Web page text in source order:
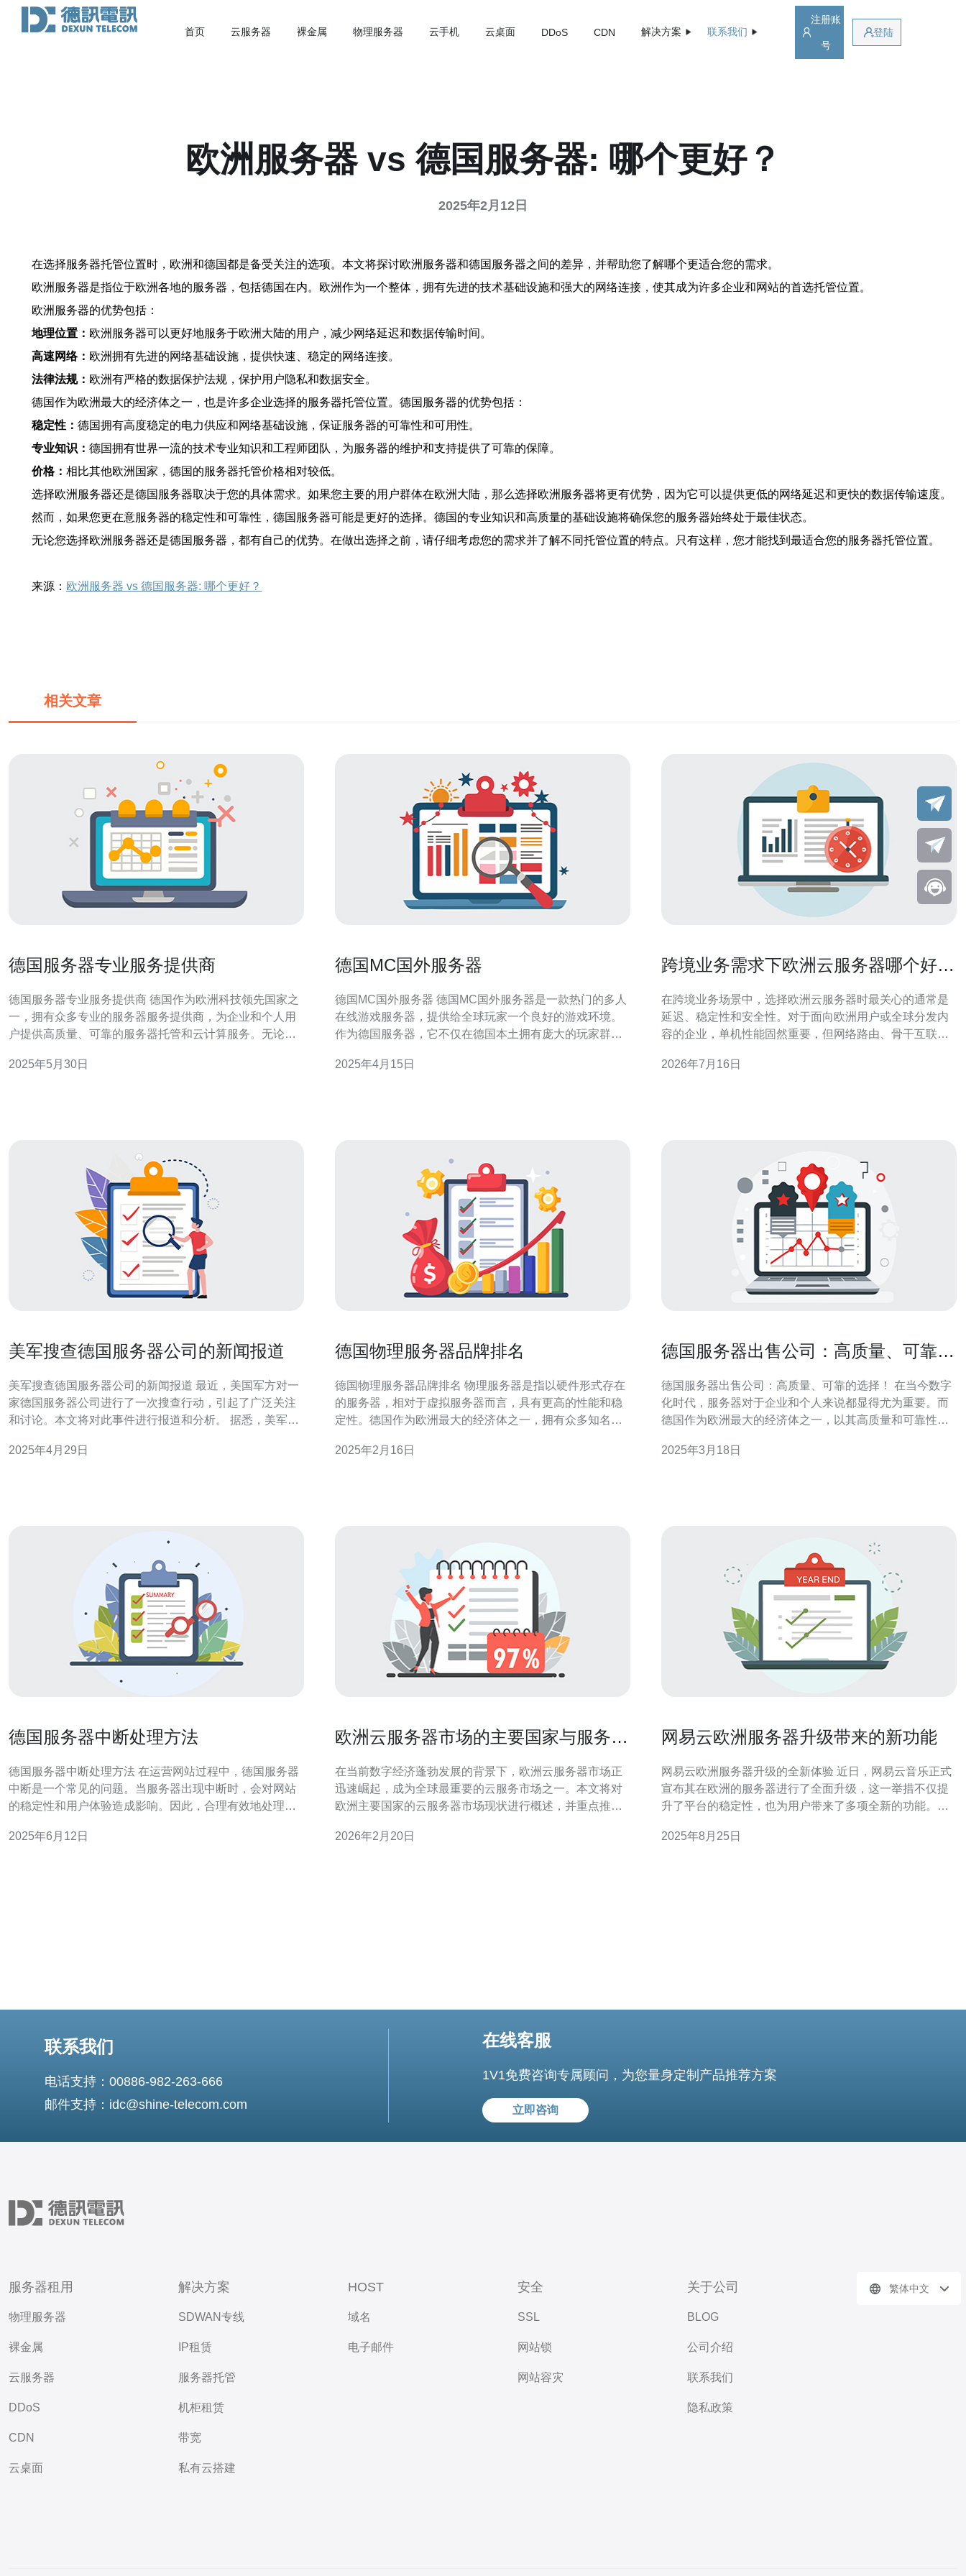
首页 云服务器 裸金属 物理服务器 云手机 云桌面 DDoS CDN 解决方案 联系我们
注册账
号
登陆
欧洲服务器 vs 德国服务器: 哪个更好？
2025年2月12日
在选择服务器托管位置时，欧洲和德国都是备受关注的选项。本文将探讨欧洲服务器和德国服务器之间的差异，并帮助您了解哪个更适合您的需求。
欧洲服务器是指位于欧洲各地的服务器，包括德国在内。欧洲作为一个整体，拥有先进的技术基础设施和强大的网络连接，使其成为许多企业和网站的首选托管位置。
欧洲服务器的优势包括：
地理位置： 欧洲服务器可以更好地服务于欧洲大陆的用户，减少网络延迟和数据传输时间。
高速网络： 欧洲拥有先进的网络基础设施，提供快速、稳定的网络连接。
法律法规： 欧洲有严格的数据保护法规，保护用户隐私和数据安全。
德国作为欧洲最大的经济体之一，也是许多企业选择的服务器托管位置。德国服务器的优势包括：
稳定性： 德国拥有高度稳定的电力供应和网络基础设施，保证服务器的可靠性和可用性。
专业知识： 德国拥有世界一流的技术专业知识和工程师团队，为服务器的维护和支持提供了可靠的保障。
价格： 相比其他欧洲国家，德国的服务器托管价格相对较低。
选择欧洲服务器还是德国服务器取决于您的具体需求。如果您主要的用户群体在欧洲大陆，那么选择欧洲服务器将更有优势，因为它可以提供更低的网络延迟和更快的数据传输速度。
然而，如果您更在意服务器的稳定性和可靠性，德国服务器可能是更好的选择。德国的专业知识和高质量的基础设施将确保您的服务器始终处于最佳状态。
无论您选择欧洲服务器还是德国服务器，都有自己的优势。在做出选择之前，请仔细考虑您的需求并了解不同托管位置的特点。只有这样，您才能找到最适合您的服务器托管位置。
来源： 欧洲服务器 vs 德国服务器: 哪个更好？
相关文章
德国服务器专业服务提供商
德国服务器专业服务提供商 德国作为欧洲科技领先国家之
一，拥有众多专业的服务器服务提供商，为企业和个人用
户提供高质量、可靠的服务器托管和云计算服务。无论是
提供商都能满足各种需求。 德国服务器提供商以其卓越的
2025年5月30日
德国MC国外服务器
德国MC国外服务器 德国MC国外服务器是一款热门的多人
在线游戏服务器，提供给全球玩家一个良好的游戏环境。
作为德国服务器，它不仅在德国本土拥有庞大的玩家群
性、高效性和卓越的游戏体验而受到玩家们的喜爱。 德国
2025年4月15日
跨境业务需求下欧洲云服务器哪个好用
在跨境业务场景中，选择欧洲云服务器时最关心的通常是
延迟、稳定性和安全性。对于面向欧洲用户或全球分发内
容的企业，单机性能固然重要，但网络路由、骨干互联和
若是网站/小型应用，VPS或云主机即可满足，建议选取支
2026年7月16日
美军搜查德国服务器公司的新闻报道
美军搜查德国服务器公司的新闻报道 最近，美国军方对一
家德国服务器公司进行了一次搜查行动，引起了广泛关注
和讨论。本文将对此事件进行报道和分析。 据悉，美军进
组织有关联，涉嫌为其提供网络支持和通信渠道。这引发
2025年4月29日
德国物理服务器品牌排名
德国物理服务器品牌排名 物理服务器是指以硬件形式存在
的服务器，相对于虚拟服务器而言，具有更高的性能和稳
定性。德国作为欧洲最大的经济体之一，拥有众多知名的
及其特点。 品牌A是德国物理服务器领域的领导者。他们
2025年2月16日
德国服务器出售公司：高质量、可靠的
德国服务器出售公司：高质量、可靠的选择！ 在当今数字
化时代，服务器对于企业和个人来说都显得尤为重要。而
德国作为欧洲最大的经济体之一，以其高质量和可靠性而
决策。 德国服务器出售公司提供的服务器产品都具有卓越
2025年3月18日
德国服务器中断处理方法
德国服务器中断处理方法 在运营网站过程中，德国服务器
中断是一个常见的问题。当服务器出现中断时，会对网站
的稳定性和用户体验造成影响。因此，合理有效地处理德
中断的方法，希望能帮助网站管理员快速解决问题。 首
2025年6月12日
欧洲云服务器市场的主要国家与服务商
在当前数字经济蓬勃发展的背景下，欧洲云服务器市场正
迅速崛起，成为全球最重要的云服务市场之一。本文将对
欧洲主要国家的云服务器市场现状进行概述，并重点推荐
适合的云解决方案。 市场概述 近年来，随着企业对云计算
2026年2月20日
网易云欧洲服务器升级带来的新功能
网易云欧洲服务器升级的全新体验 近日，网易云音乐正式
宣布其在欧洲的服务器进行了全面升级，这一举措不仅提
升了平台的稳定性，也为用户带来了多项全新的功能。以
提升 随着服务器的升级，网易云音乐在欧洲地区的流媒体
2025年8月25日
联系我们
电话支持：00886-982-263-666
邮件支持：idc@shine-telecom.com
在线客服
1V1免费咨询专属顾问，为您量身定制产品推荐方案
立即咨询
服务器租用
物理服务器
裸金属
云服务器
DDoS
CDN
云桌面
解决方案
SDWAN专线
IP租赁
服务器托管
机柜租赁
带宽
私有云搭建
HOST
域名
电子邮件
安全
SSL
网站锁
网站容灾
关于公司
BLOG
公司介绍
联系我们
隐私政策
繁体中文